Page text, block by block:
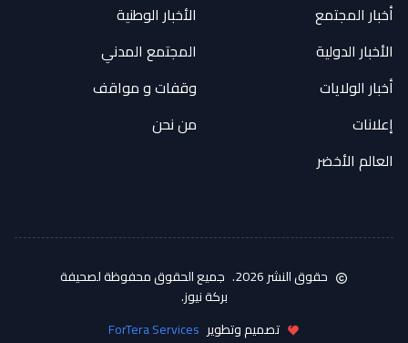
أخبار المجتمع
الأخبار الوطنية
الأخبار الدولية
المجتمع المدني
أخبار الولايات
وقفات و مواقف
إعلانات
من نحن
العالم الأخضر
حقوق النشر 2026.
جميع الحقوق محفوظة لصحيفة
بركة نيوز.
تصميم وتطوير ForTera Services